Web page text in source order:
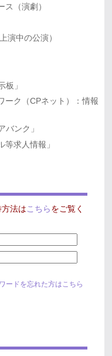
ス（演劇）
演中の公演）
板」
ーク（CPネット）：情報
バンク」
等求人情報」
法は こちら をご覧く
ードを忘れた方はこちら